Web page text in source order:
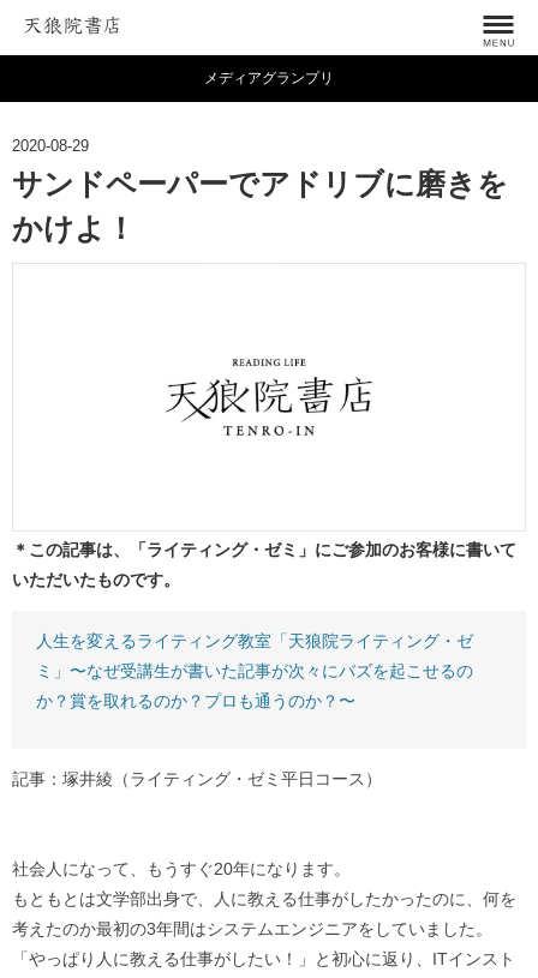
メディアグランプリ
2020-08-29
サンドペーパーでアドリブに磨きを
かけよ！
＊この記事は、「ライティング・ゼミ」にご参加のお客様に書いて
いただいたものです。
人生を変えるライティング教室「天狼院ライティング・ゼ
ミ」〜なぜ受講生が書いた記事が次々にバズを起こせるの
か？賞を取れるのか？プロも通うのか？〜
記事：塚井綾（ライティング・ゼミ平日コース）
社会人になって、もうすぐ20年になります。
もともとは文学部出身で、人に教える仕事がしたかったのに、何を
考えたのか最初の3年間はシステムエンジニアをしていました。
「やっぱり人に教える仕事がしたい！」と初心に返り、ITインスト